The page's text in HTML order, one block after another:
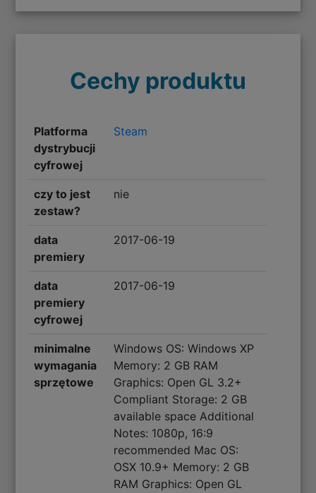
Cechy produktu
Platforma
dystrybucji
cyfrowej
Steam
czy to jest
zestaw?
nie
data
premiery
2017-06-19
data
premiery
cyfrowej
2017-06-19
minimalne
wymagania
sprzętowe
Windows OS: Windows XP
Memory: 2 GB RAM
Graphics: Open GL 3.2+
Compliant Storage: 2 GB
available space Additional
Notes: 1080p, 16:9
recommended Mac OS:
OSX 10.9+ Memory: 2 GB
RAM Graphics: Open GL